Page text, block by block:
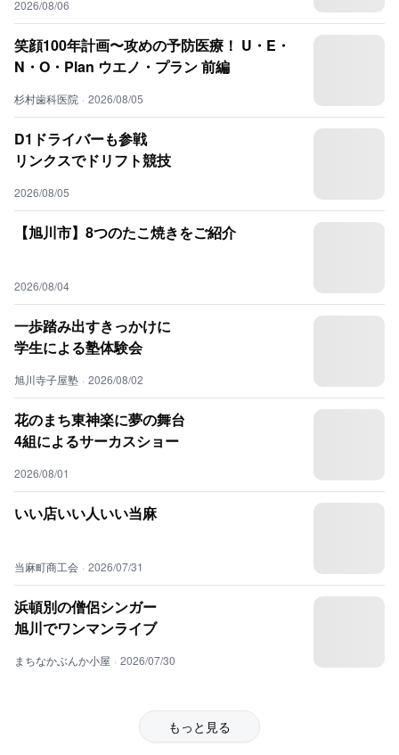
2026/08/06
笑顔100年計画〜攻めの予防医療！ U・E・
N・O・Plan ウエノ・プラン 前編
杉村歯科医院 · 2026/08/05
D1ドライバーも参戦
リンクスでドリフト競技
2026/08/05
【旭川市】8つのたこ焼きをご紹介
2026/08/04
一歩踏み出すきっかけに
学生による塾体験会
旭川寺子屋塾 · 2026/08/02
花のまち東神楽に夢の舞台
4組によるサーカスショー
2026/08/01
いい店いい人いい当麻
当麻町商工会 · 2026/07/31
浜頓別の僧侶シンガー
旭川でワンマンライブ
まちなかぶんか小屋 · 2026/07/30
もっと見る